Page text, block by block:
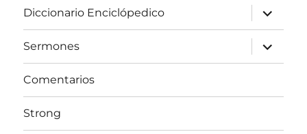
Diccionario Enciclópedico
expandir
el
menú
inferior
Sermones
expandir
el
menú
Comentarios
Strong